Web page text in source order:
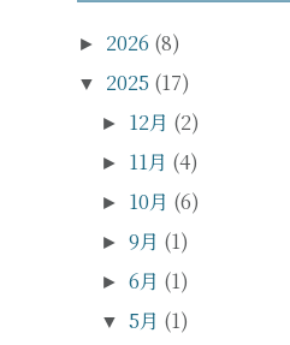
► 2026 (8)
▼ 2025 (17)
► 12月 (2)
► 11月 (4)
► 10月 (6)
►9月 (1)
►6月 (1)
▼5月 (1)